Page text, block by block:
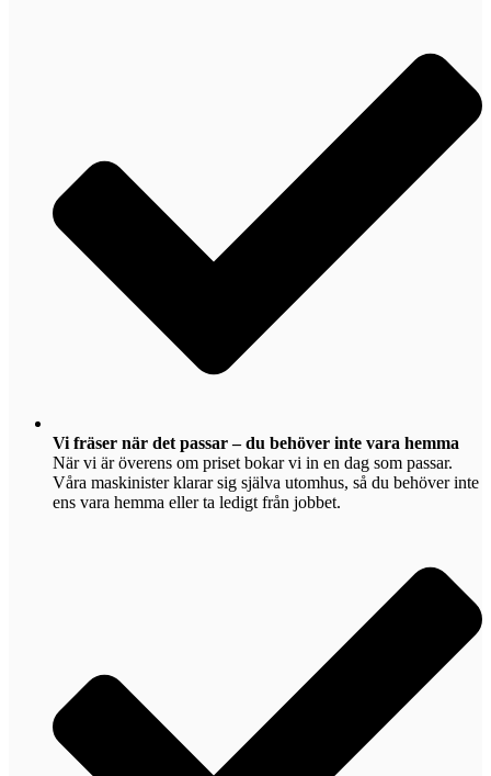
Vi fräser när det passar – du behöver inte vara hemma
När vi är överens om priset bokar vi in en dag som passar.
Våra maskinister klarar sig själva utomhus, så du behöver inte
ens vara hemma eller ta ledigt från jobbet.